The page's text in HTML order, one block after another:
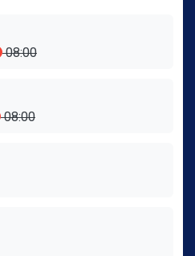
08:00
08:00